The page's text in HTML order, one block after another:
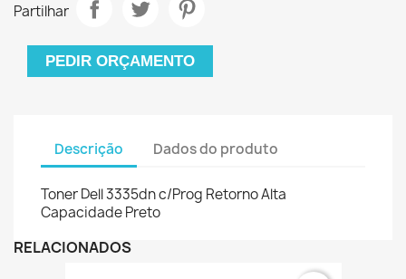
Partilhar
PEDIR ORÇAMENTO
Descrição Dados do produto
Toner Dell 3335dn c/Prog Retorno Alta
Capacidade Preto
RELACIONADOS